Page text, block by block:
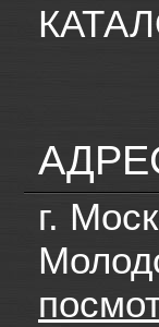
г.